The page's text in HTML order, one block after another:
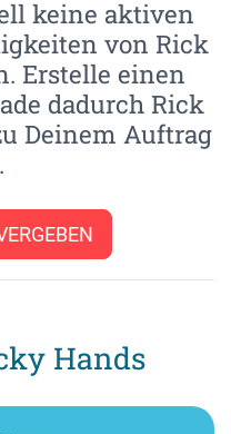
keine aktiven
von Rick
Erstelle einen
dadurch Rick
Deinem Auftrag
Hands